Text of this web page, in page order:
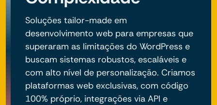
Soluções tailor-made em
desenvolvimento web para empresas que
superaram as limitações do WordPress e
buscam sistemas robustos, escaláveis e
com alto nível de personalização. Criamos
plataformas web exclusivas, com código
100% próprio, integrações via API e